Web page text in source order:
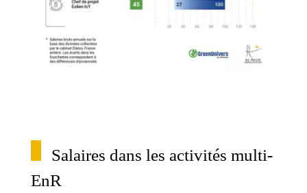
Salaires dans les activités multi-
EnR